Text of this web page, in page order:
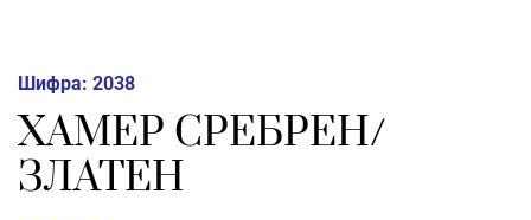
E-Каталог
Контакт
Шифра: 2038
ХАМЕР СРЕБРЕН/
ЗЛАТЕН